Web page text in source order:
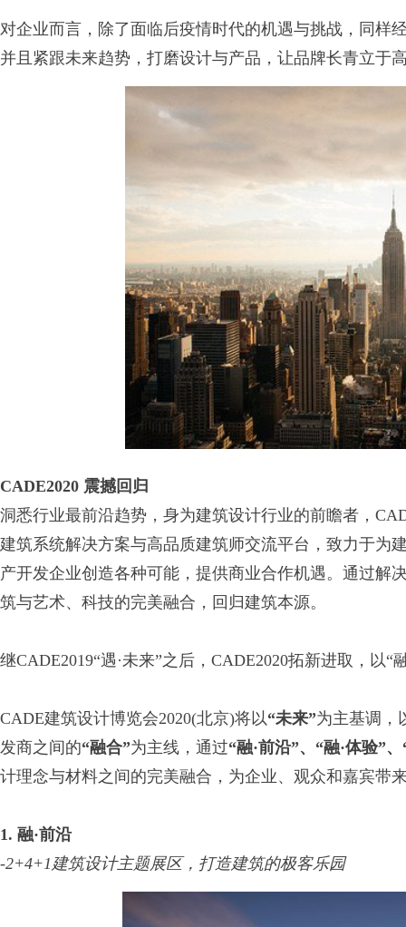
对企业而言，除了面临后疫情时代的机遇与挑战，同样
并且紧跟未来趋势，打磨设计与产品，让品牌长青立于
CADE2020 震撼回归
洞悉行业最前沿趋势，身为建筑设计行业的前瞻者，
建筑系统解决方案与高品质建筑师交流平台，致力于为
产开发企业创造各种可能，提供商业合作机遇。通过解
筑与艺术、科技的完美融合，回归建筑本源。
继CADE2019“遇·未来”之后，CADE2020拓新进取，以
CADE建筑设计博览会2020(北京)将以“未来”为主基调，
发商之间的“融合”为主线，通过“融·前沿”、“融·体验”
计理念与材料之间的完美融合，为企业、观众和嘉宾带
1. 融·前沿
-2+4+1建筑设计主题展区，打造建筑的极客乐园